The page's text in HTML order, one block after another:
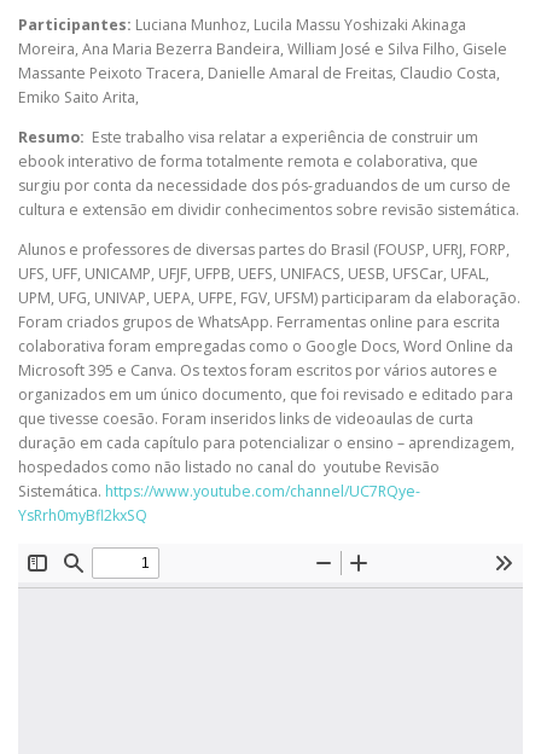
Participantes: Luciana Munhoz, Lucila Massu Yoshizaki Akinaga
Moreira, Ana Maria Bezerra Bandeira, William José e Silva Filho, Gisele
Massante Peixoto Tracera, Danielle Amaral de Freitas, Claudio Costa,
Emiko Saito Arita,
Resumo: Este trabalho visa relatar a experiência de construir um
ebook interativo de forma totalmente remota e colaborativa, que
surgiu por conta da necessidade dos pós-graduandos de um curso de
cultura e extensão em dividir conhecimentos sobre revisão sistemática.
Alunos e professores de diversas partes do Brasil (FOUSP, UFRJ, FORP,
UFS, UFF, UNICAMP, UFJF, UFPB, UEFS, UNIFACS, UESB, UFSCar, UFAL,
UPM, UFG, UNIVAP, UEPA, UFPE, FGV, UFSM) participaram da elaboração.
Foram criados grupos de WhatsApp. Ferramentas online para escrita
colaborativa foram empregadas como o Google Docs, Word Online da
Microsoft 395 e Canva. Os textos foram escritos por vários autores e
organizados em um único documento, que foi revisado e editado para
que tivesse coesão. Foram inseridos links de videoaulas de curta
duração em cada capítulo para potencializar o ensino – aprendizagem,
hospedados como não listado no canal do youtube Revisão
Sistemática. https://www.youtube.com/channel/UC7RQye-
YsRrh0myBfl2kxSQ